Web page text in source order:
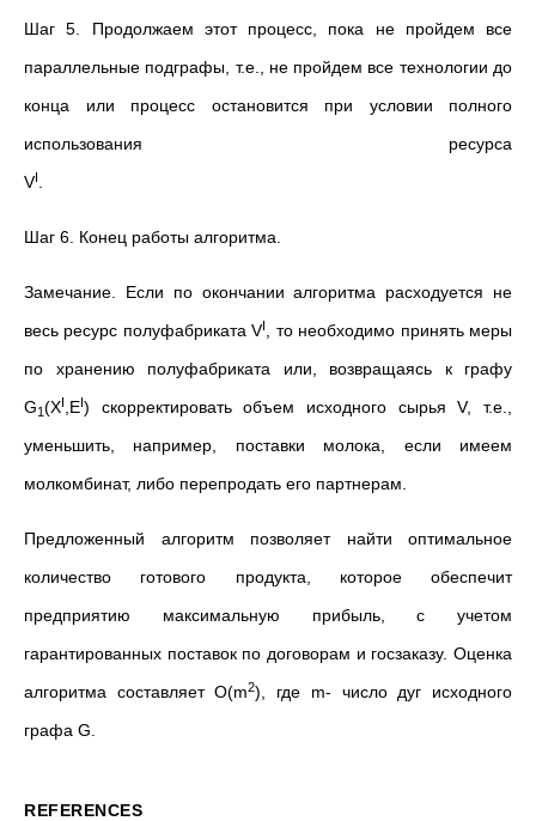
Шаг 5. Продолжаем этот процесс, пока не пройдем все
параллельные подграфы, т.е., не пройдем все технологии до
конца или процесс остановится при условии полного
использования ресурса
VI
Шаг 6. Конец работы алгоритма.
Замечание. Если по окончании алгоритма расходуется не
весь ресурс полуфабриката VI
, то необходимо принять меры
по хранению полуфабриката или, возвращаясь к графу
G1(XI ,EI) скорректировать объем исходного сырья V, т.е.,
уменьшить, например, поставки молока, если имеем
молкомбинат, либо перепродать его партнерам.
Предложенный алгоритм позволяет найти оптимальное
количество готового продукта, которое обеспечит
предприятию максимальную прибыль, с учетом
гарантированных поставок по договорам и госзаказу. Оценка
алгоритма составляет О(m2), где m- число дуг исходного
графа G.
REFERENCES